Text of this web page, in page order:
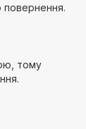
повернення.
тому